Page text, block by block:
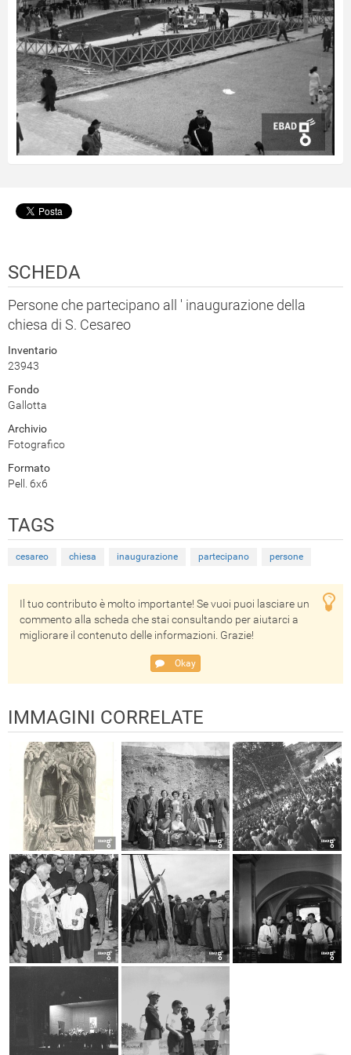
SCHEDA
Persone che partecipano all ' inaugurazione della
chiesa di S. Cesareo
Inventario
23943
Fondo
Gallotta
Archivio
Fotografico
Formato
Pell. 6x6
TAGS
cesareo chiesa inaugurazione partecipano persone
Il tuo contributo è molto importante! Se vuoi puoi lasciare un
commento alla scheda che stai consultando per aiutarci a
migliorare il contenuto delle informazioni. Grazie!
Okay
IMMAGINI CORRELATE